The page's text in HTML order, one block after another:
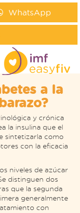
WhatsApp
a la
y crónica
la insulina que el
sintetizarla como
con la eficacia
niveles de azúcar
distinguen dos
que la segunda
generalmente
con